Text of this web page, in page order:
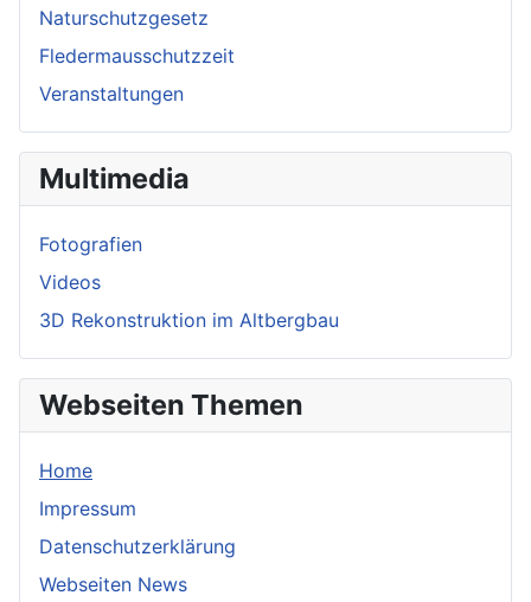
Naturschutzgesetz
Fledermausschutzzeit
Veranstaltungen
Multimedia
Fotografien
Videos
3D Rekonstruktion im Altbergbau
Webseiten Themen
Home
Impressum
Datenschutzerklärung
Webseiten News